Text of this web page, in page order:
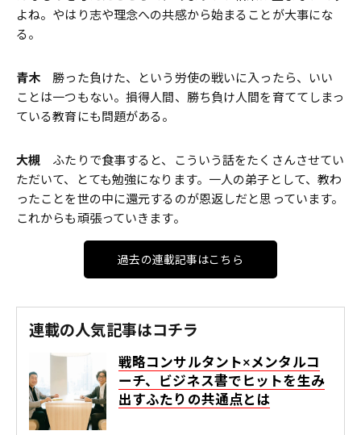
よね。やはり志や理念への共感から始まることが大事にな
る。
青木 勝った負けた、という労使の戦いに入ったら、いい
ことは一つもない。損得人間、勝ち負け人間を育ててしまっ
ている教育にも問題がある。
大槻 ふたりで食事すると、こういう話をたくさんさせてい
ただいて、とても勉強になります。一人の弟子として、教わ
ったことを世の中に還元するのが恩返しだと思っています。
これからも頑張っていきます。
過去の連載記事はこちら
連載の人気記事はコチラ
戦略コンサルタント×メンタルコ
ーチ、ビジネス書でヒットを生み
出すふたりの共通点とは